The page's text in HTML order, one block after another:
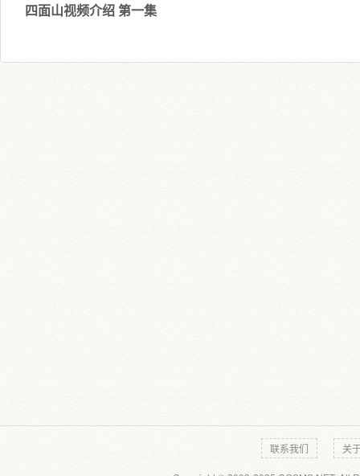
四面山视频介绍 第一集
联系我们 关